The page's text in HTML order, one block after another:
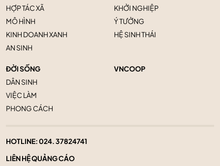
HỢP TÁC XÃ
MÔ HÌNH
KINH DOANH XANH
AN SINH
KHỞI NGHIỆP
Ý TƯỞNG
HỆ SINH THÁI
ĐỜI SỐNG
DÂN SINH
VIỆC LÀM
PHONG CÁCH
VNCOOP
HOTLINE:024. 37824741
LIÊN HỆ QUẢNG CÁO